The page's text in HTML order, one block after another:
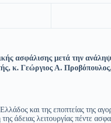
ασφάλισης μετά την
κ. Γεώργιος Α.
και της εποπτείας της
άδειας λειτουργίας πέντε